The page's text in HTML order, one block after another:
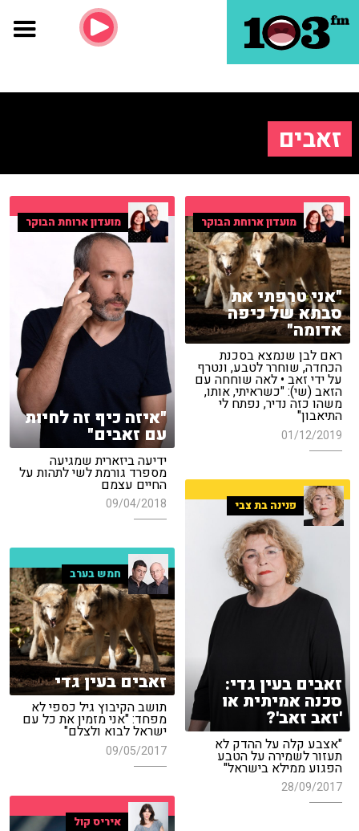
זאבים
מועדון ארוחת הבוקר
"אני טרפתי את
סבתא של כיפה
אדומה"
ראם לבן שנמצא בסכנת
הכחדה, שוחרר לטבע, ונטרף
על ידי זאב • לאה שוחחה עם
הזאב (שי): "כשראיתי, אותו,
משהו כזה נדיר, נפתח לי
התיאבון"
01/12/2019
מועדון ארוחת הבוקר
"איזה כיף זה לחיות
עם זאבים"
ידיעה ביזארית שמגיעה
מספרד גורמת לשי לתהות על
החיים עצמם
09/04/2018 פנינה בת צבי
זאבים בעין גדי:
סכנה אמיתית או
'זאב זאב'?
"אצבע קלה על ההדק לא
תעזור לשמירה על הטבע
הפגוע ממילא בישראל"
28/09/2017
חמש בערב
זאבים בעין גדי
תושב הקיבוץ גיל כספי לא
מפחד: "אני מזמין את כל עם
ישראל לבוא ולצלם"
09/05/2017
איריס קול